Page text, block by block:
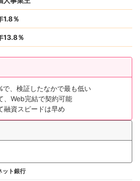
1.8％
13.8％
で、検証したなかで最も低い
、Web完結で契約可能
融資スピードは早め
ット銀行